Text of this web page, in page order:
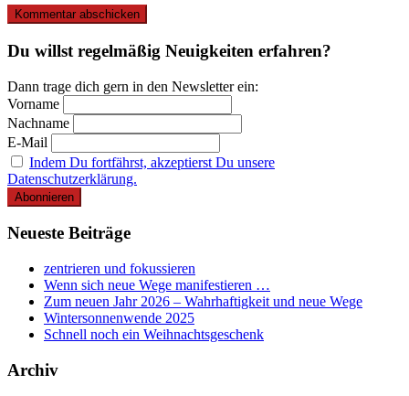
Du willst regelmäßig Neuigkeiten erfahren?
Dann trage dich gern in den Newsletter ein:
Vorname
Nachname
E-Mail
Indem Du fortfährst, akzeptierst Du unsere
Datenschutzerklärung.
Neueste Beiträge
zentrieren und fokussieren
Wenn sich neue Wege manifestieren …
Zum neuen Jahr 2026 – Wahrhaftigkeit und neue Wege
Wintersonnenwende 2025
Schnell noch ein Weihnachtsgeschenk
Archiv